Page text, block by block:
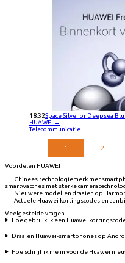
18:32Space Silver or Deepsea
HUAWEI →
Telecommunicatie
1 2
Voordelen HUAWEI
Chinees technologiemerk met
smartwatches met sterke
Nieuwere modellen draaien op
Actuele Huawei kortingscodes en
Veelgestelde vragen
Hoe gebruik ik een Huawei
Draaien Huawei-smartphones op
Hoe schrijf ik me in voor de Huawei